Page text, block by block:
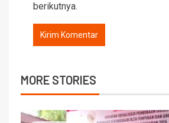
berikutnya.
MORE STORIES